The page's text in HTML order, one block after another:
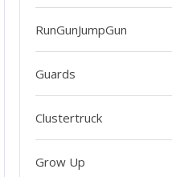
RunGunJumpGun
Guards
Clustertruck
Grow Up